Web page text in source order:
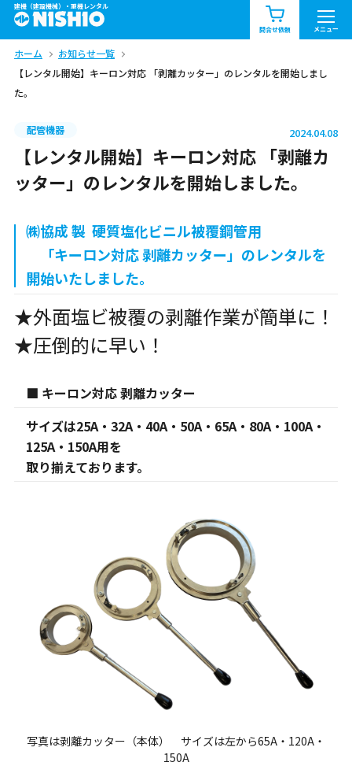
建機（建設機械）・重機レンタル
問合せ依頼 メニュー
商品一覧 お知らせ一覧
問合せ依頼リスト
北海道 関東
関西 中国・四国
ホーム
お知らせ一覧
【レンタル開始】キーロン対応 「剥離カッター」のレンタルを開始しまし
た。
配管機器 2024.04.08
【レンタル開始】キーロン対応 「剥離カ
ッター」のレンタルを開始しました。
㈱協成 製 硬質塩化ビニル被覆鋼管用
「キーロン対応 剥離カッター」のレンタルを
開始いたしました。
★外面塩ビ被覆の剥離作業が簡単に！
★圧倒的に早い！
■ キーロン対応 剥離カッター
サイズは25A・32A・40A・50A・65A・80A・100A・
125A・150A用を
取り揃えております。
写真は剥離カッター（本体） サイズは左から65A・120A・
150A